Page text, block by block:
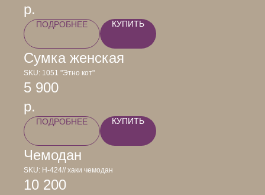
р.
ПОДРОБНЕЕ КУПИТЬ
Сумка женская
SKU: 1051 "Этно кот"
5 900
р.
ПОДРОБНЕЕ КУПИТЬ
Чемодан
SKU: Н-424// хаки чемодан
10 200